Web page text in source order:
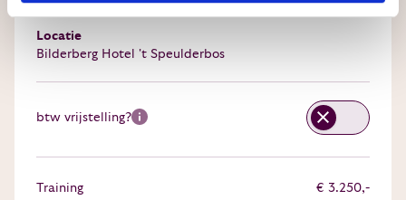
Innerlijk Leiderschap
Locatie
Bilderberg Hotel 't Speulderbos
btw vrijstelling?
Training € 3.250,-